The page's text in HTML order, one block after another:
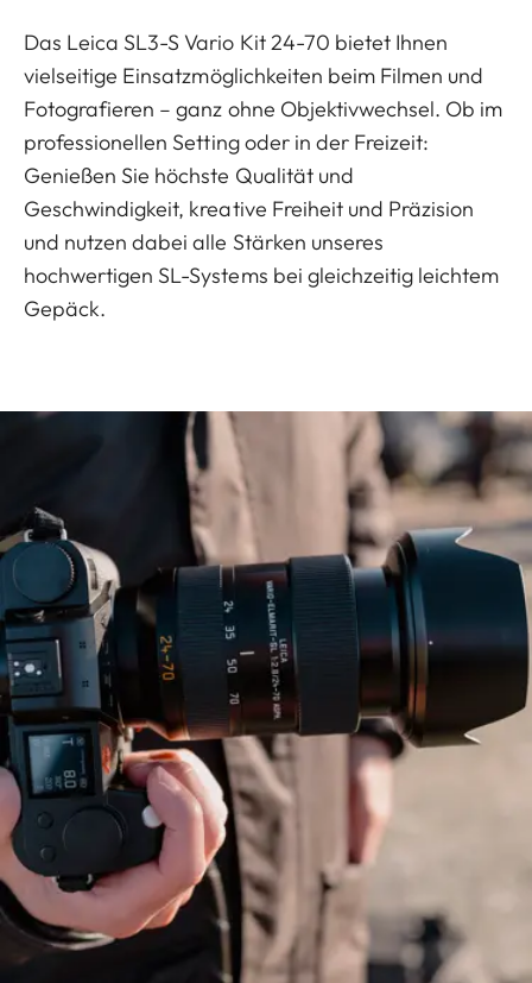
Das Leica SL3-S Vario Kit 24-70 bietet Ihnen
vielseitige Einsatzmöglichkeiten beim Filmen und
Fotografieren – ganz ohne Objektivwechsel. Ob im
professionellen Setting oder in der Freizeit:
Genießen Sie höchste Qualität und
Geschwindigkeit, kreative Freiheit und Präzision
und nutzen dabei alle Stärken unseres
hochwertigen SL-Systems bei gleichzeitig leichtem
Gepäck.